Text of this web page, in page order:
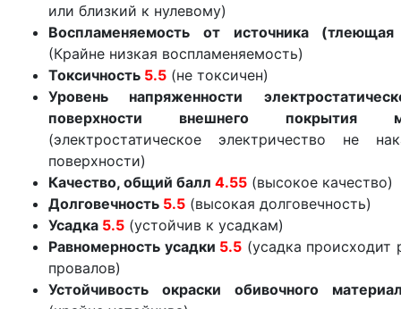
или близкий к нулевому)
Воспламеняемость от источника
(Крайне низкая воспламеняемость)
Токсичность 5.5 (не токсичен)
Уровень напряженности
поверхности внешнего
(электростатическое электричество не
поверхности)
Качество, общий балл4.55 (высокое качество)
Долговечность 5.5 (высокая долговечность)
Усадка 5.5 (устойчив к усадкам)
Равномерность усадки 5.5 (усадка происходит
провалов)
Устойчивость окраски обивочного